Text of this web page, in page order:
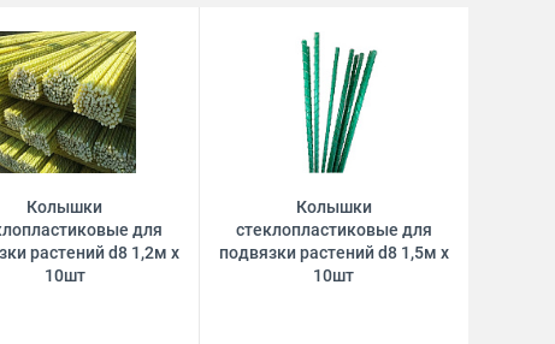
Колышки
для
растений d8 1,2м х
10шт
Колышки
стеклопластиковые для
подвязки растений d8 1,5м х
10шт